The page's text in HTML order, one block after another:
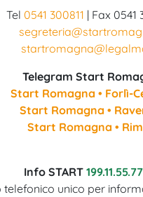
Tel 0541 300811 | Fax 0541
Telegram Start
Start Romagna • Forlì-
Start Romagna •
Start Romagna •
Info START 199.11.55.77
telefonico unico per